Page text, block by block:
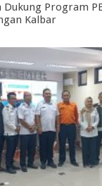
Program
Kalbar